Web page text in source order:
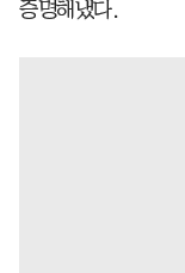
증명해냈다.